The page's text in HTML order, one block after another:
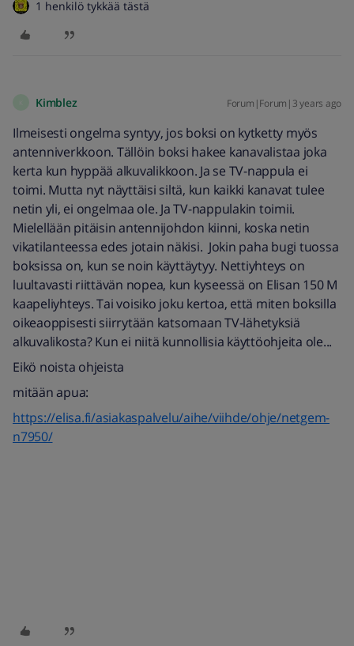
1 henkilö tykkää tästä
Kimblez Forum|Forum|3 years ago
Ilmeisesti ongelma syntyy, jos boksi on kytketty myös
antenniverkkoon. Tällöin boksi hakee kanavalistaa joka
kerta kun hyppää alkuvalikkoon. Ja se TV-nappula ei
toimi. Mutta nyt näyttäisi siltä, kun kaikki kanavat tulee
netin yli, ei ongelmaa ole. Ja TV-nappulakin toimii.
Mielellään pitäisin antennijohdon kiinni, koska netin
vikatilanteessa edes jotain näkisi. Jokin paha bugi tuossa
boksissa on, kun se noin käyttäytyy. Nettiyhteys on
luultavasti riittävän nopea, kun kyseessä on Elisan 150 M
kaapeliyhteys. Tai voisiko joku kertoa, että miten boksilla
oikeaoppisesti siirrytään katsomaan TV-lähetyksiä
alkuvalikosta? Kun ei niitä kunnollisia käyttöohjeita ole...
Eikö noista ohjeista
mitään apua:
https://elisa.fi/asiakaspalvelu/aihe/viihde/ohje/netgem-
n7950/